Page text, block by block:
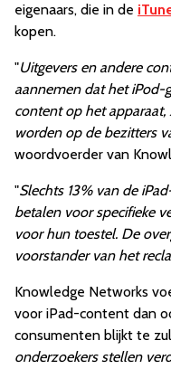
eigenaars, die in de
kopen.
"Uitgevers en andere
aannemen dat het iPod-
content op het
worden op de bezitters
woordvoerder van
"Slechts 13% van de
betalen voor specifieke
voor hun toestel. De
voorstander van het
Knowledge Networks
voor iPad-content dan
consumenten blijkt te
onderzoekers stellen